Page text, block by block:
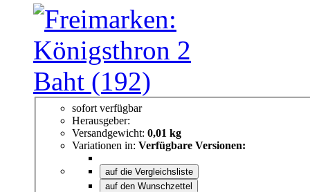
sofort verfügbar
Herausgeber:
Versandgewicht: 0,01 kg
Variationen in: Verfügbare Versionen:
auf die Vergleichsliste
auf den Wunschzettel